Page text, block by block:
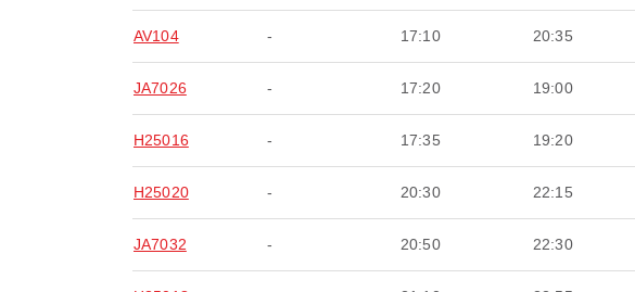
AV104 - 17:10 20:35
JA7026 - 17:20 19:00
H25016 - 17:35 19:20
H25020 - 20:30 22:15
JA7032 - 20:50 22:30